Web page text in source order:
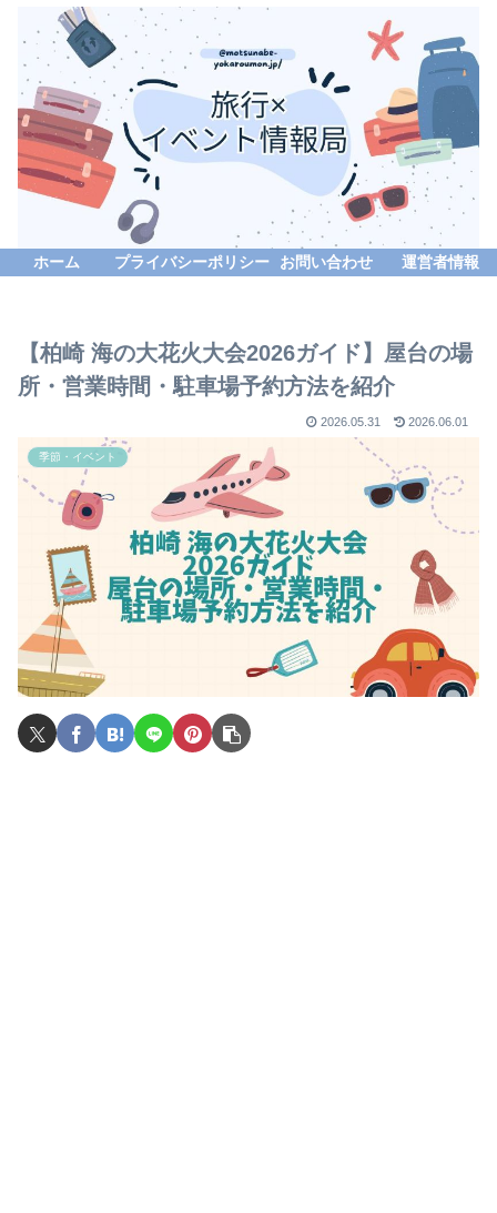
ホーム プライバシーポリシー お問い合わせ 運営者情報
【柏崎 海の大花火大会2026ガイド】屋台の場
所・営業時間・駐車場予約方法を紹介
2026.05.31 2026.06.01
季節・イベント